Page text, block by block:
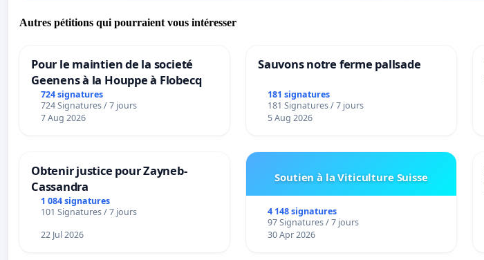
Autres pétitions qui pourraient vous intéresser
Pour le maintien de la societé
Geenens à la Houppe à Flobecq
724 signatures
724 Signatures / 7 jours
7 Aug 2026
Sauvons notre ferme pallsade
181 signatures
181 Signatures / 7 jours
5 Aug 2026
Obtenir justice pour Zayneb-
Cassandra
1 084 signatures
101 Signatures / 7 jours
22 Jul 2026
Soutien à la Viticulture Suisse
4 148 signatures
97 Signatures / 7 jours
30 Apr 2026